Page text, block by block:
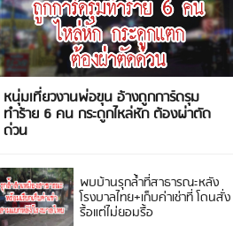
หนุ่มเที่ยวงานพ่อขุน อ้างถูกการ์ดรุม
ทำร้าย 6 คน กระดูกไหล่หัก ต้องผ่าตัด
ด่วน
พบบ้านรุกล้ำที่สาธารณะหลัง
โรงบาลไทย+เก็บค่าเช่าที่ โดนสั่ง
รื้อแต่ไม่ยอมรื้อ